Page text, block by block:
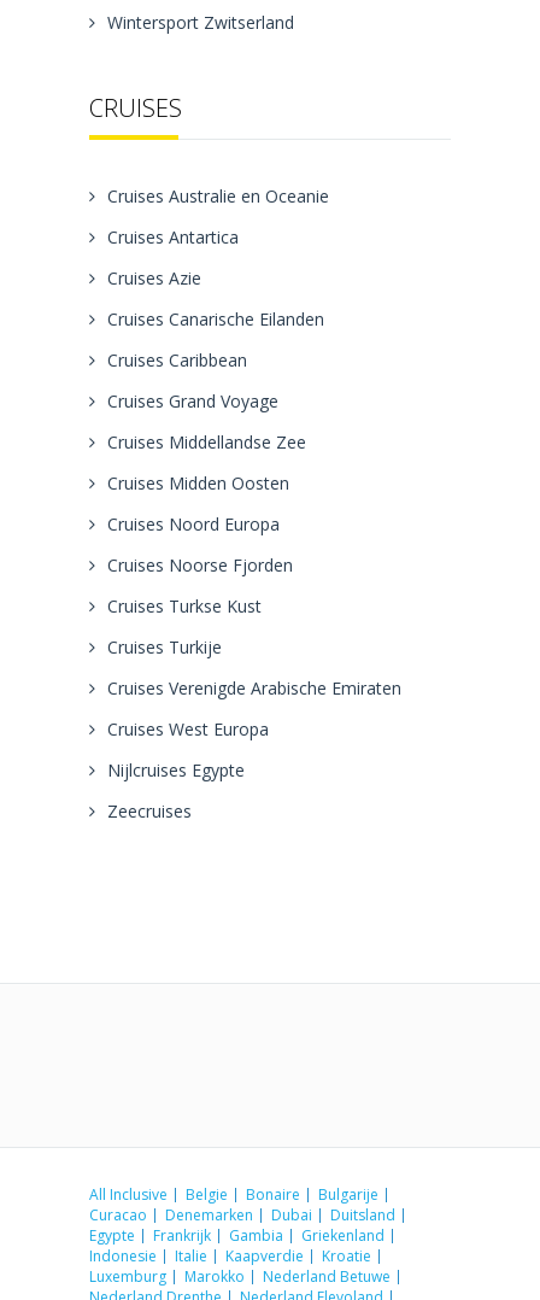
Wintersport Zwitserland
CRUISES
Cruises Australie en Oceanie
Cruises Antartica
Cruises Azie
Cruises Canarische Eilanden
Cruises Caribbean
Cruises Grand Voyage
Cruises Middellandse Zee
Cruises Midden Oosten
Cruises Noord Europa
Cruises Noorse Fjorden
Cruises Turkse Kust
Cruises Turkije
Cruises Verenigde Arabische Emiraten
Cruises West Europa
Nijlcruises Egypte
Zeecruises
All Inclusive Belgie Bonaire
Bulgarije
Curacao
Denemarken Dubai
Duitsland
Egypte
Frankrijk Gambia
Griekenland
Indonesie
Italie Kaapverdie
Kroatie
Luxemburg
Marokko
Nederland Betuwe